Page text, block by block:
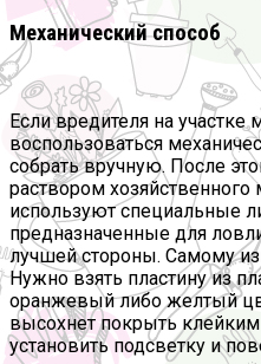
Механический способ
Если вредителя на
воспользоваться
собрать вручную. После
раствором
используют специальные
предназначенные для
лучшей стороны. Самому
Нужно взять пластину из
оранжевый либо желтый
высохнет покрыть
установить подсветку и